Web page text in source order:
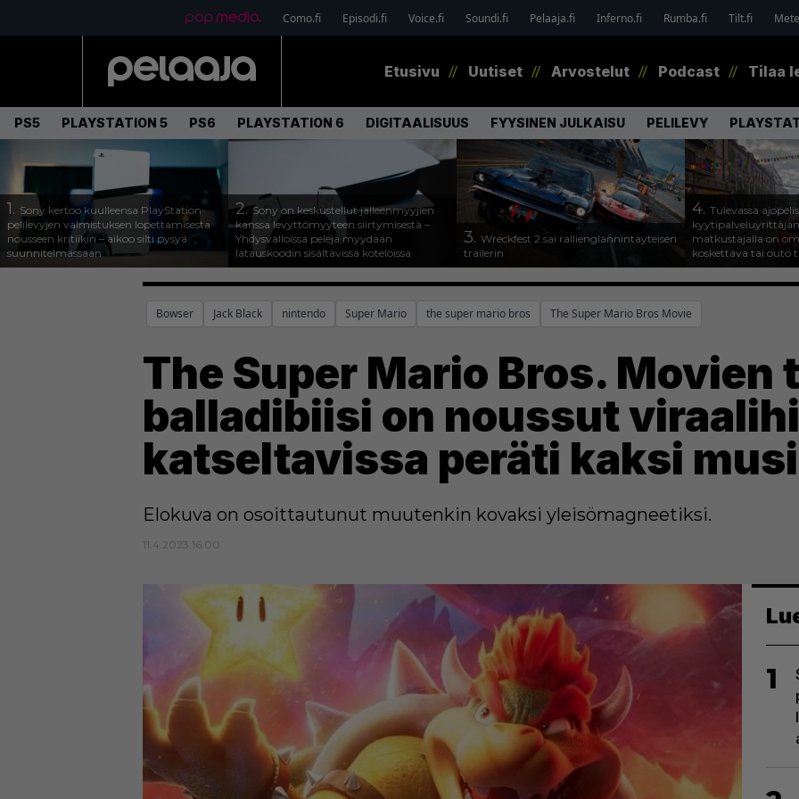
Como.fi Episodi.fi Voice.fi Soundi.fi Pelaaja.fi Inferno.fi Rumba.fi Tilt.fi
Etusivu Uutiset Arvostelut Podcast Tilaa
PS5 PLAYSTATION 5 PS6 PLAYSTATION 6 DIGITAALISUUS FYYSINEN JULKAISU PELILEVY
1. Sony kertoo kuulleensa PlayStation-
pelilevyjen valmistuksen lopettamisesta
nousseen kritiikin – aikoo silti pysyä
suunnitelmassaan
2.Sony on keskustellut jälleenmyyjien
kanssa levyttömyyteen siirtymisestä –
Yhdysvalloissa pelejä myydään
latauskoodin sisältävissä koteloissa
3. Wreckfest 2 sai rallienglannintäyteisen
trailerin
4. Tulevassa
kyytipalveluyrittäjän
matkustajalla on
koskettava tai outo
Bowser Jack Black nintendo Super Mario the super mario bros The Super Mario Bros Movie
The Super Mario Bros. Movien
balladibiisi on noussut
katseltavissa peräti kaksi
Elokuva on osoittautunut muutenkin kovaksi yleisömagneetiksi.
11.4.2023 16:00
1